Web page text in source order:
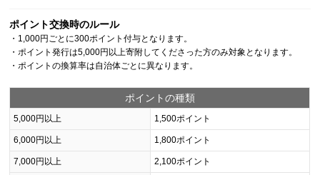
ポイント交換時のルール
・1,000円ごとに300ポイント付与となります。
・ポイント発行は5,000円以上寄附してくださった方のみ対象となります。
・ポイントの換算率は自治体ごとに異なります。
ポイントの種類
5,000円以上 1,500ポイント
6,000円以上 1,800ポイント
7,000円以上 2,100ポイント